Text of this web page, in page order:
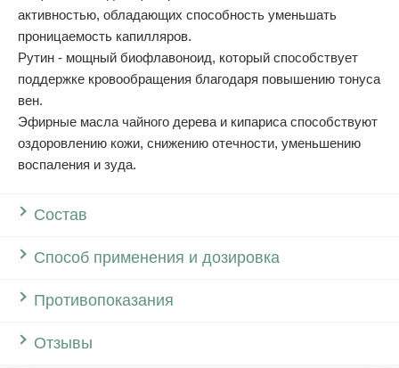
активностью, обладающих способность уменьшать
проницаемость капилляров.
Рутин - мощный биофлавоноид, который способствует
поддержке кровообращения благодаря повышению тонуса
вен.
Эфирные масла чайного дерева и кипариса способствуют
оздоровлению кожи, снижению отечности, уменьшению
воспаления и зуда.
Состав
Способ применения и дозировка
Противопоказания
Отзывы